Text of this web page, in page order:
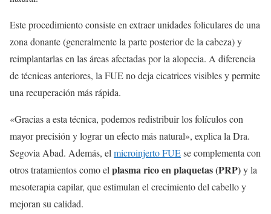
Este procedimiento consiste en extraer unidades foliculares de una
zona donante (generalmente la parte posterior de la cabeza) y
reimplantarlas en las áreas afectadas por la alopecia. A diferencia
de técnicas anteriores, la FUE no deja cicatrices visibles y permite
una recuperación más rápida.
«Gracias a esta técnica, podemos redistribuir los folículos con
mayor precisión y lograr un efecto más natural», explica la Dra.
Segovia Abad. Además, el microinjerto FUEse complementa con
otros tratamientos como el plasma rico en plaquetas (PRP)y la
mesoterapia capilar, que estimulan el crecimiento del cabello y
mejoran su calidad.